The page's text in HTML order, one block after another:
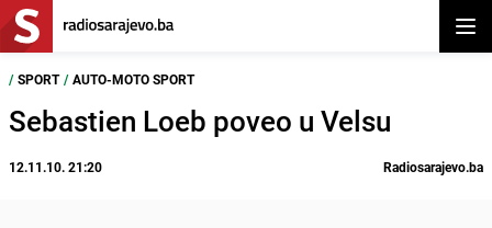
/ SPORT / AUTO-MOTO SPORT
Sebastien Loeb poveo u Velsu
12.11.10. 21:20 Radiosarajevo.ba